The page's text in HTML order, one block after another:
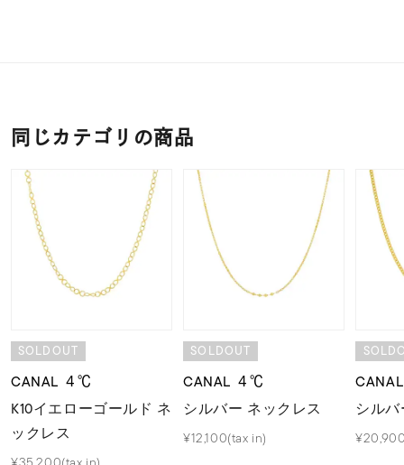
同じカテゴリの商品
SOLDOUT
CANAL ４℃
K10イエローゴールド ネ
ックレス
SOLDOUT
CANAL ４℃
シルバー ネックレス
¥12,100(tax in)
シル